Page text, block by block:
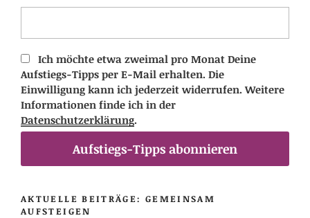
Ich möchte etwa zweimal pro Monat Deine
Aufstiegs-Tipps per E-Mail erhalten. Die
Einwilligung kann ich jederzeit widerrufen. Weitere
Informationen finde ich in der
Datenschutzerklärung.
Aufstiegs-Tipps abonnieren
AKTUELLE BEITRÄGE: GEMEINSAM
AUFSTEIGEN